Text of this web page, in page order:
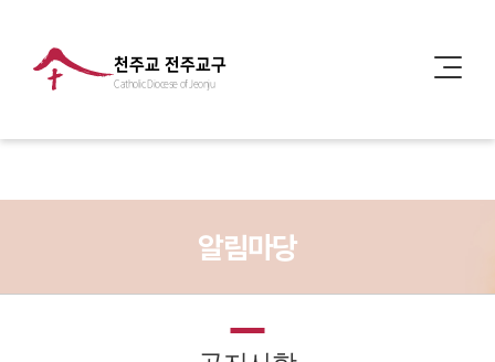
천주교 전주교구
Catholic Diocese of Jeonju
알림마당